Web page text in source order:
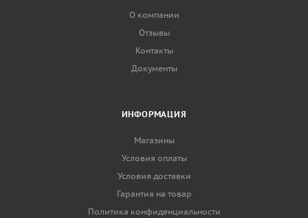
О компании
Отзывы
Контакты
Документы
ИНФОРМАЦИЯ
Магазины
Условия оплаты
Условия доставки
Гарантия на товар
Политика конфиденциальности